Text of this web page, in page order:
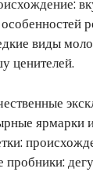
виды
ценителей.
ярмарки